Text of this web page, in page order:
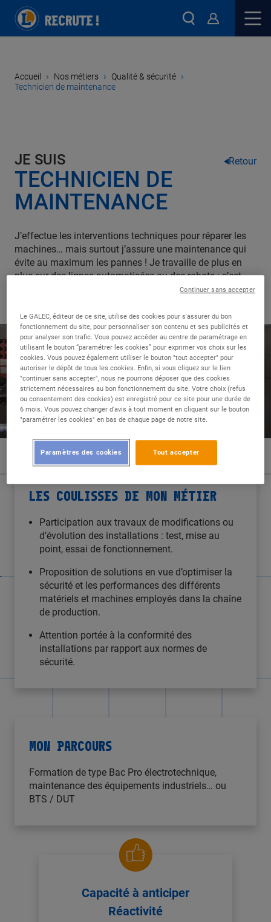
Accueil › Nos métiers › Qualité & sécurité ›
Technicien de maintenance
JE SUIS
TECHNICIEN DE
MAINTENANCE
Retour
J’effectue les interventions techniques pour réparer les
machines… mais surtout j’assure une maintenance qui
évite au maximum les pannes ! Je travaille de plus en
plus sur des lignes automatisées ou des robots : c’est
motivant ; il faut se tenir à jour, apprendre au fur et à
LES COULISSES DE MON MÉTIER
Participation aux travaux de modifications ou
d’évolution des installations : test, mise au
point, essai de fonctionnement.
Proposition de solutions en vue d’optimiser la
sécurité et les performances des différents
matériels et machines employés dans la chaîne
de production.
Attention portée à la conformité des
installations par rapport aux normes de
sécurité.
MON PARCOURS
Formation de type Bac Pro électrotechnique,
maintenance des équipements industriels… ou
BTS / DUT
Capacité à anticiper
Réactivité
Le GALEC, éditeur de ce site, utilise des cookies pour s'assurer du bon
fonctionnement du site, pour personnaliser son contenu et ses publicités et
pour analyser son trafic. Vous pouvez accéder au centre de paramétrage en
utilisant le bouton “paramétrer les cookies” pour exprimer vos choix sur les
cookies. Vous pouvez également utiliser le bouton "tout accepter" pour
autoriser le dépôt de tous les cookies. Enfin, si vous cliquez sur le lien
"continuer sans accepter", nous ne pourrons déposer que des cookies
strictement nécessaires au bon fonctionnement du site. Votre choix (refus
ou consentement des cookies) est enregistré pour ce site pour une durée de
6 mois. Vous pouvez changer d'avis à tout moment en cliquant sur le bouton
"paramétrer les cookies" en bas de chaque page de notre site.
Tout accepter
Paramètres des cookies
Continuer sans accepter